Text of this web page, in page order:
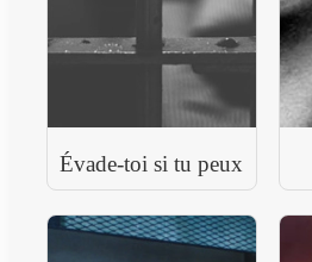
Évade-toi si tu peux